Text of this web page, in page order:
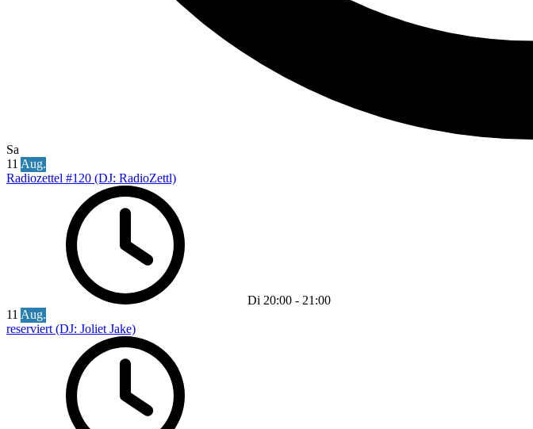
Sa
11 Aug.
Radiozettel #120 (DJ: RadioZettl)
Di 20:00 - 21:00
11 Aug.
reserviert (DJ: Joliet Jake)